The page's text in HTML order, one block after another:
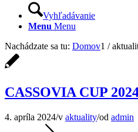
Vyhľadávanie
Menu Menu
Nachádzate sa tu: Domov1 /
CASSOVIA CUP
4. apríla 2024/v aktuality/od admin